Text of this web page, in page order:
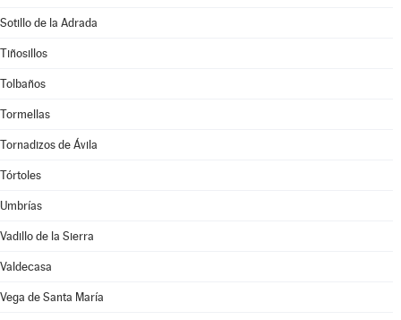
Sotillo de la Adrada
Tiñosillos
Tolbaños
Tormellas
Tornadizos de Ávila
Tórtoles
Umbrías
Vadillo de la Sierra
Valdecasa
Vega de Santa María